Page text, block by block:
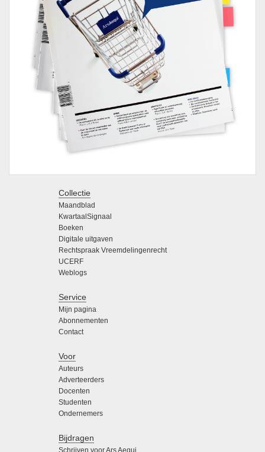
Collectie
Maandblad
KwartaalSignaal
Boeken
Digitale uitgaven
Rechtspraak Vreemdelingenrecht
UCERF
Weblogs
Service
Mijn pagina
Abonnementen
Contact
Voor
Auteurs
Adverteerders
Docenten
Studenten
Ondernemers
Bijdragen